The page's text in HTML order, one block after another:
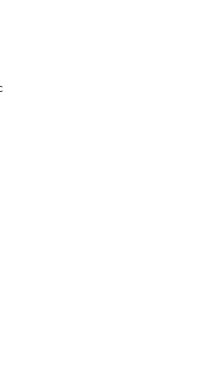
+ Apple CarPlay si
12 luni valabilă și toate
soluții de finanțare adaptat